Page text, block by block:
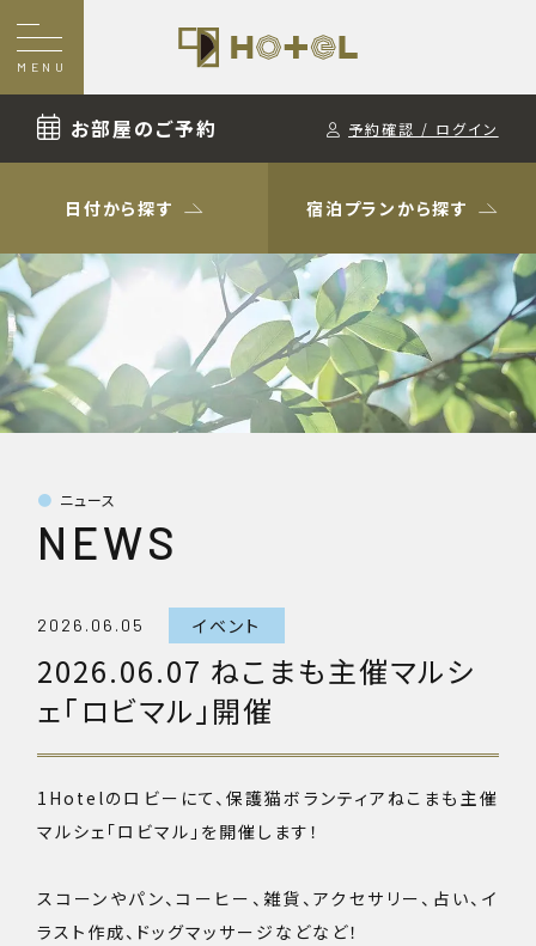
MENU
お部屋のご予約 予約確認 / ログイン
日付から探す 宿泊プランから探す
ニュース
NEWS
2026.06.05 イベント
2026.06.07 ねこまも主催マルシ
ェ「ロビマル」開催
1Hotelのロビーにて、保護猫ボランティアねこまも主催
マルシェ「ロビマル」を開催します！
スコーンやパン、コーヒー、雑貨、アクセサリー、占い、イ
ラスト作成、ドッグマッサージなどなど！